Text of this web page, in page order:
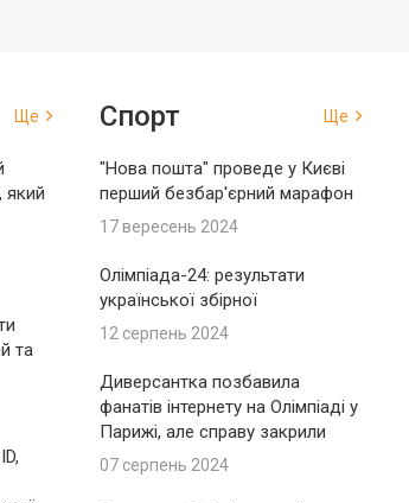
Ще
який
та
Спорт Ще
"Нова пошта" проведе у Києві
перший безбар'єрний марафон
17 вересень 2024
Олімпіада-24: результати
української збірної
12 серпень 2024
Диверсантка позбавила
фанатів інтернету на Олімпіаді у
Парижі, але справу закрили
07 серпень 2024